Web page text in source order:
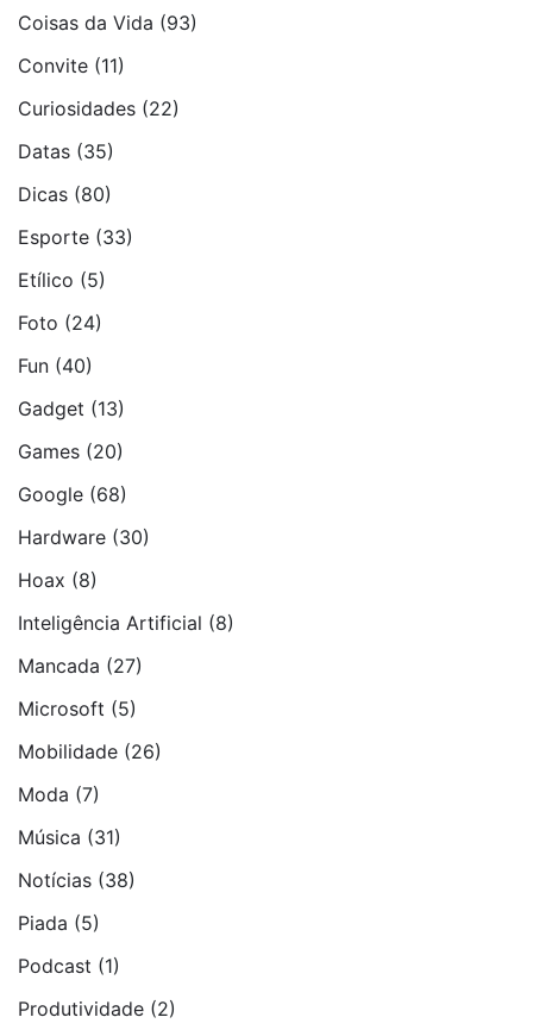
Coisas da Vida (93)
Convite (11)
Curiosidades (22)
Datas (35)
Dicas (80)
Esporte (33)
Etí­lico (5)
Foto (24)
Fun (40)
Gadget (13)
Games (20)
Google (68)
Hardware (30)
Hoax (8)
Inteligência Artificial (8)
Mancada (27)
Microsoft (5)
Mobilidade (26)
Moda (7)
Música (31)
Notí­cias (38)
Piada (5)
Podcast (1)
Produtividade (2)